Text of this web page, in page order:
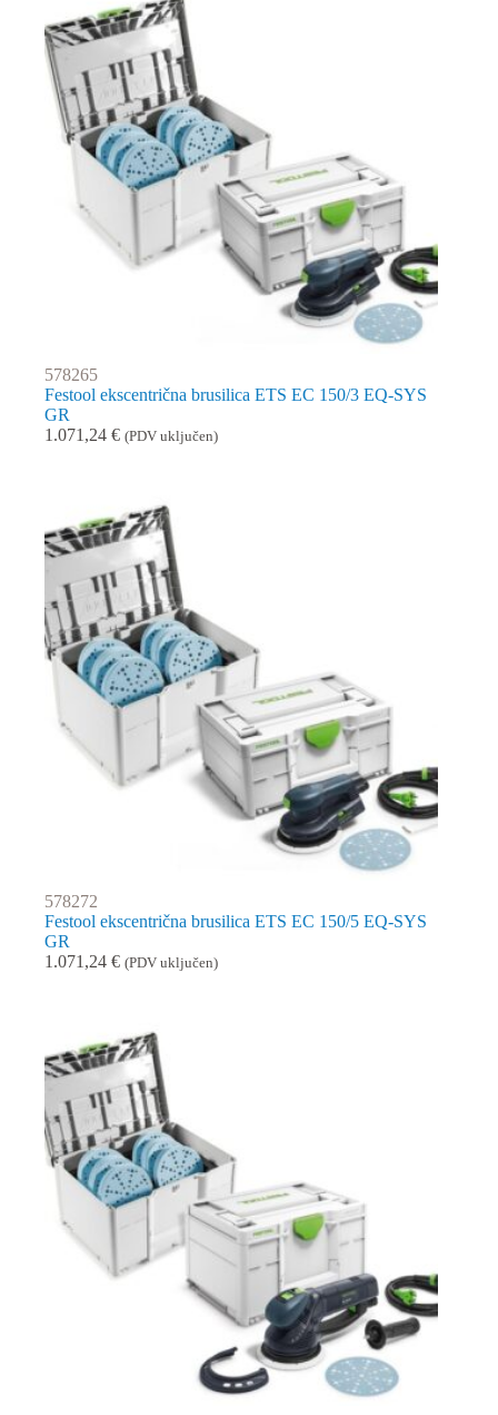
578265
Festool ekscentrična brusilica ETS EC 150/3 EQ-SYS
GR
1.071,24 € (PDV uključen)
578272
Festool ekscentrična brusilica ETS EC 150/5 EQ-SYS
GR
1.071,24 € (PDV uključen)